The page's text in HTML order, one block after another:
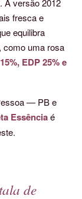
A versão 2012
fresca e
equilibra
como uma rosa
EDP 25% e
— PB e
Essênciaé
de